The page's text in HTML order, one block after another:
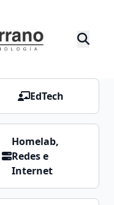
EdTech
Homelab,
Redes e
Internet